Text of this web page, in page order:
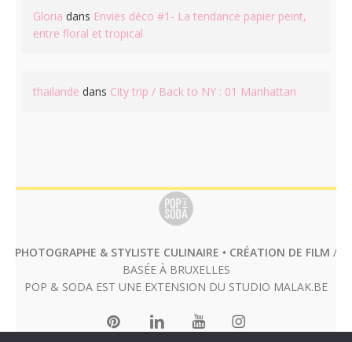
Gloria dans Envies déco #1- La tendance papier peint,
entre floral et tropical
thailande dans City trip / Back to NY : 01 Manhattan
PHOTOGRAPHE & STYLISTE CULINAIRE • CRÉATION DE FILM /
BASÉE À BRUXELLES
POP & SODA EST UNE EXTENSION DU STUDIO MALAK.BE